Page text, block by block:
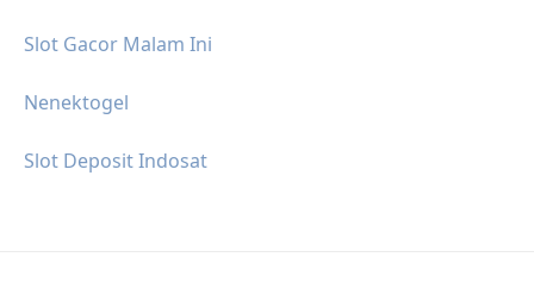
Slot Gacor Malam Ini
Nenektogel
Slot Deposit Indosat